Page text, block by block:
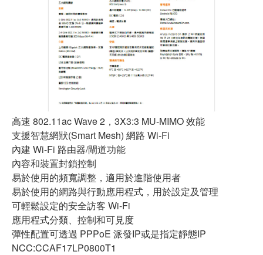
高速 802.11ac Wave 2，3X3:3 MU-MIMO 效能
支援智慧網狀(Smart Mesh) 網路 Wi-Fi
內建 Wi-Fi 路由器/閘道功能
內容和裝置封鎖控制
易於使用的頻寬調整，適用於進階使用者
易於使用的網路與行動應用程式，用於設定及管理
可輕鬆設定的安全訪客 Wi-Fi
應用程式分類、控制和可見度
彈性配置可透過 PPPoE 派發IP或是指定靜態IP
NCC:CCAF17LP0800T1